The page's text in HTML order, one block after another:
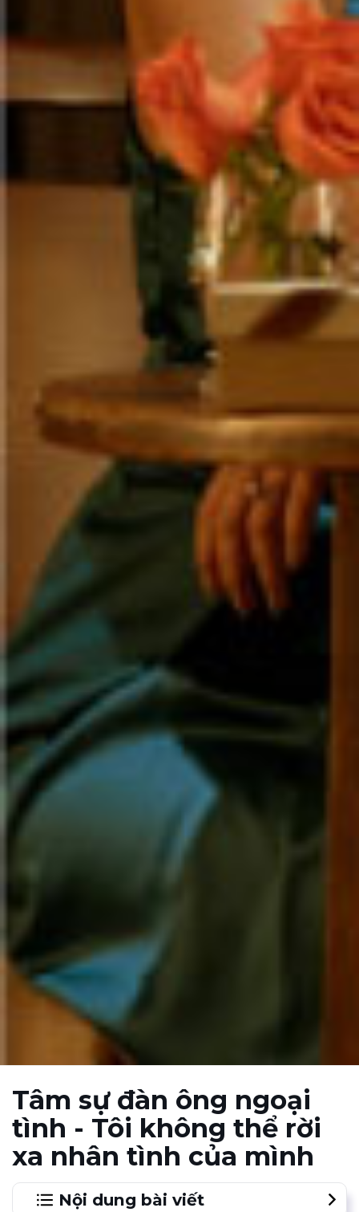
Tâm sự đàn ông ngoại
tình - Tôi không thể rời
xa nhân tình của mình
Nội dung bài viết